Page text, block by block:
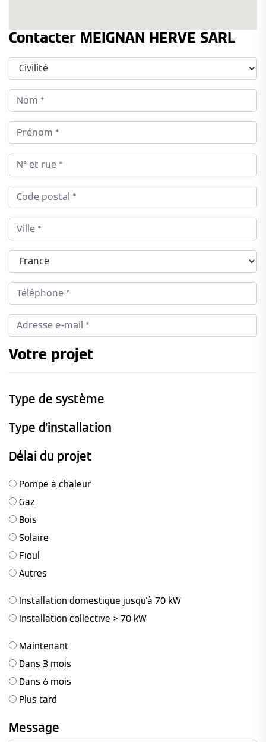
Contacter MEIGNAN HERVE SARL
Votre projet
Type de système
Type d'installation
Délai du projet
Pompe à chaleur
Gaz
Bois
Solaire
Fioul
Autres
Installation domestique jusqu'à 70 kW
Installation collective > 70 kW
Maintenant
Dans 3 mois
Dans 6 mois
Plus tard
Message